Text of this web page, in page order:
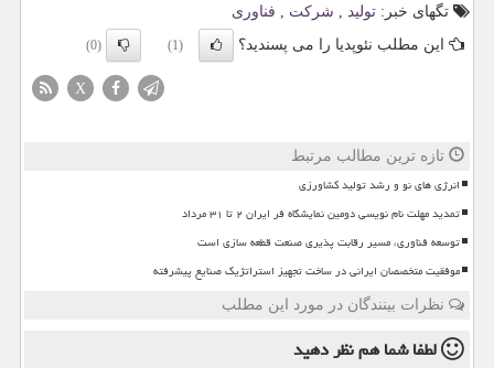
تگهای خبر: تولید , شركت , فناوری
این مطلب نئوپدیا را می پسندید؟
(1)
(0)
X
تازه ترین مطالب مرتبط
انرژی های نو و رشد تولید کشاورزی
تمدید مهلت نام نویسی دومین نمایشگاه فر ایران ۲ تا ۳۱ مرداد
توسعه فناوری، مسیر رقابت پذیری صنعت قطعه سازی است
موفقیت متخصصان ایرانی در ساخت تجهیز استراتژیک صنایع پیشرفته
نظرات بینندگان در مورد این مطلب
لطفا شما همنظر دهید